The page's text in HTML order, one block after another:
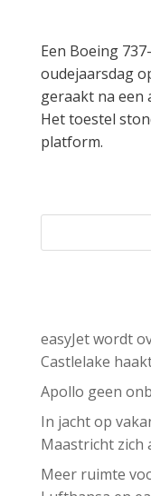
Een Boeing
oudejaarsdag
geraakt na een
Het toestel
platform.
easyJet wordt
Castlelake
Apollo geen
In jacht op
Maastricht zich
Meer ruimte